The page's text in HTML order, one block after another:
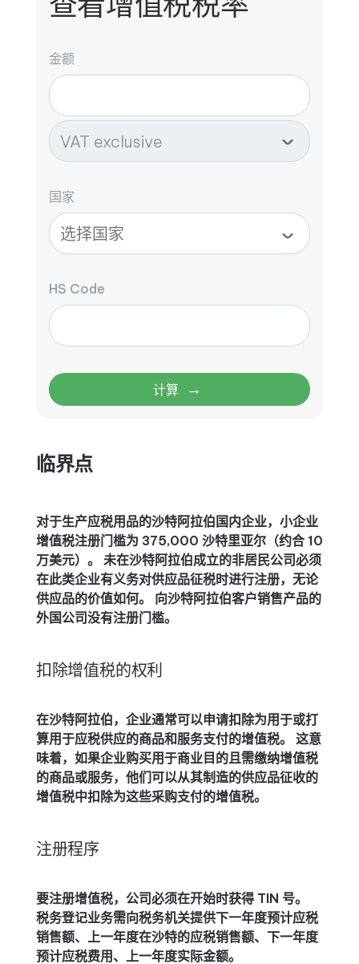
金额
国家
HS Code
计算 →
临界点
对于生产应税用品的沙特阿拉伯国内企业，小企业
增值税注册门槛为 375,000 沙特里亚尔（约合 10
万美元）。 未在沙特阿拉伯成立的非居民公司必须
在此类企业有义务对供应品征税时进行注册，无论
供应品的价值如何。 向沙特阿拉伯客户销售产品的
外国公司没有注册门槛。
扣除增值税的权利
在沙特阿拉伯，企业通常可以申请扣除为用于或打
算用于应税供应的商品和服务支付的增值税。 这意
味着，如果企业购买用于商业目的且需缴纳增值税
的商品或服务，他们可以从其制造的供应品征收的
增值税中扣除为这些采购支付的增值税。
注册程序
要注册增值税，公司必须在开始时获得 TIN 号。
税务登记业务需向税务机关提供下一年度预计应税
销售额、上一年度在沙特的应税销售额、下一年度
预计应税费用、上一年度实际金额。